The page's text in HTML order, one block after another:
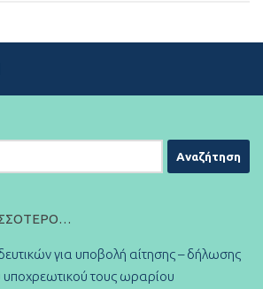
για υποβολή αίτησης – δήλωσης
τους ωραρίου